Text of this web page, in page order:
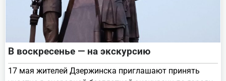
В воскресенье — на экскурсию
17 мая жителей Дзержинска приглашают принять